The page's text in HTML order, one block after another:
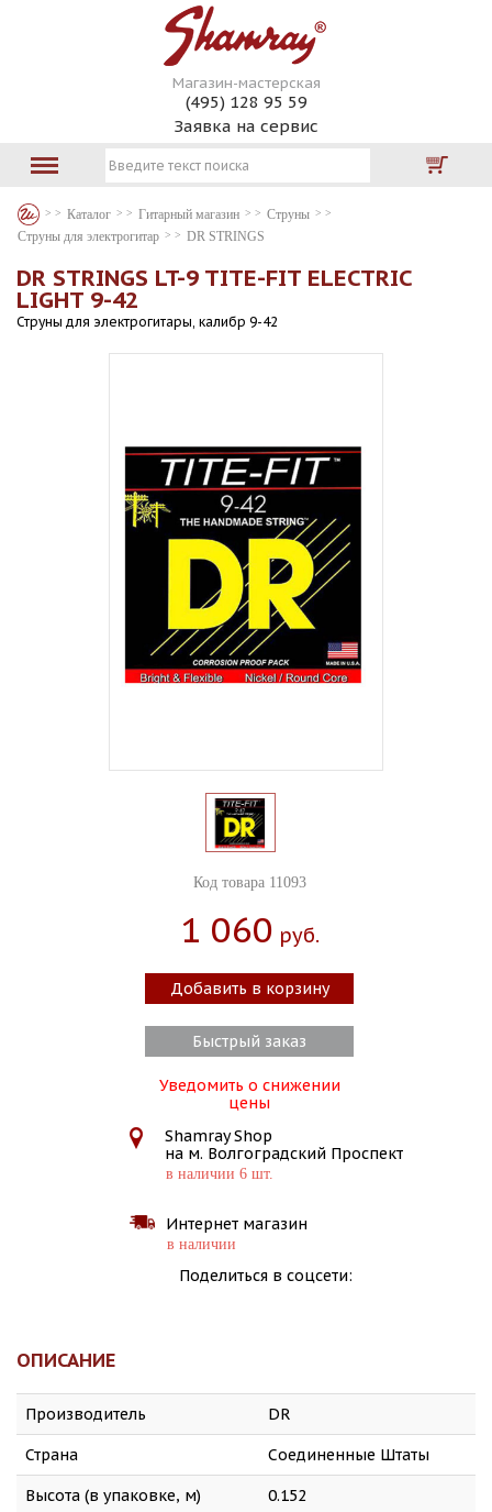
Магазин-мастерская
(495) 128 95 59
Заявка на сервис
Каталог Гитарный магазин
Струны
Струны для электрогитар
DR STRINGS
DR STRINGS LT-9 TITE-FIT ELECTRIC
LIGHT 9-42
Струны для электрогитары, калибр 9-42
Код товара 11093
1 060 Руб.
Добавить в корзину
Быстрый заказ
Уведомить о снижении
цены
Shamray Shop
на м. Волгоградский Проспект
в наличии 6 шт.
Интернет магазин
в наличии
Поделиться в соцсети:
ОПИСАНИЕ
Производитель DR
Страна Соединенные Штаты
Высота (в упаковке, м) 0.152